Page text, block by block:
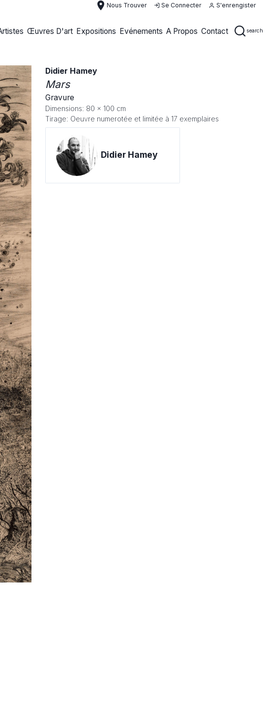
place Nous Trouver Se Connecter S'enrengister
Œuvres D'art Expositions Evénements A Propos Contact search
Didier Hamey
Mars
Gravure
Dimensions: 80 x 100 cm
Tirage: Oeuvre numerotée et limitée à 17 exemplaires
Didier Hamey